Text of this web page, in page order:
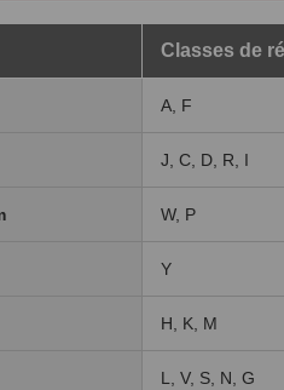
Classes de
A, F
J, C, D, R, I
W, P
Y
H, K, M
L, V, S, N, G